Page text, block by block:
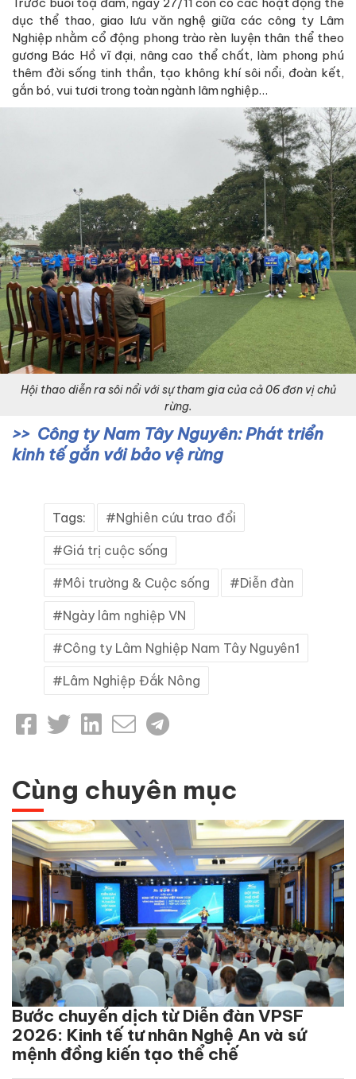
dục thể thao, giao lưu văn nghệ giữa các công ty Lâm
Nghiệp nhằm cổ động phong trào rèn luyện thân thể theo
gương Bác Hồ vĩ đại, nâng cao thể chất, làm phong phú
thêm đời sống tinh thần, tạo không khí sôi nổi, đoàn kết,
gắn bó, vui tươi trong toàn ngành lâm nghiệp…
Hội thao diễn ra sôi nổi với sự tham gia của cả 06 đơn vị chủ
rừng.
Công ty Nam Tây Nguyên: Phát triển
kinh tế gắn với bảo vệ rừng
Tags: Nghiên cứu trao đổi
Giá trị cuộc sống
Môi trường & Cuộc sống Diễn đàn
Ngày lâm nghiệp VN
Công ty Lâm Nghiệp Nam Tây Nguyên1
Lâm Nghiệp Đắk Nông
Cùng chuyên mục
Bước chuyển dịch từ Diễn đàn VPSF
2026: Kinh tế tư nhân Nghệ An và sứ
mệnh đồng kiến tạo thể chế